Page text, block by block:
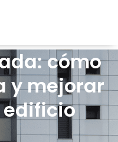
cómo
y mejorar
edificio